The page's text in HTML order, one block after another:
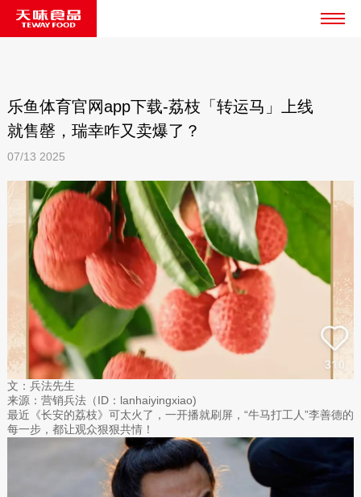
乐鱼体育官网app下载-荔枝「转运马」上线
就售罄，瑞幸咋又卖爆了？
07/13 2025
文：兵法先生
来源：营销兵法（ID：lanhaiyingxiao)
最近《长安的荔枝》可太火了，一开播就刷屏，“牛马打工人”李善德的
每一步，都让观众狠狠共情！